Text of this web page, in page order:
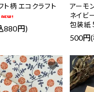
ト柄 エコクラフト
880円)
アーモ
ネイビ
包装紙
500円
favorite